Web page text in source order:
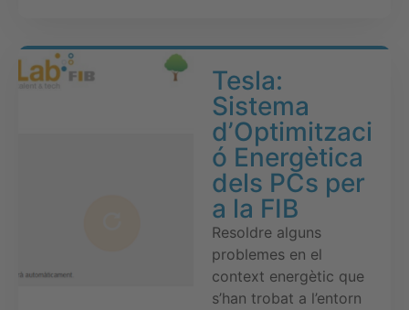
Tesla:
Sistema
d’Optimitzaci
ó Energètica
dels PCs per
a la FIB
Resoldre alguns
problemes en el
context energètic que
s’han trobat a l’entorn